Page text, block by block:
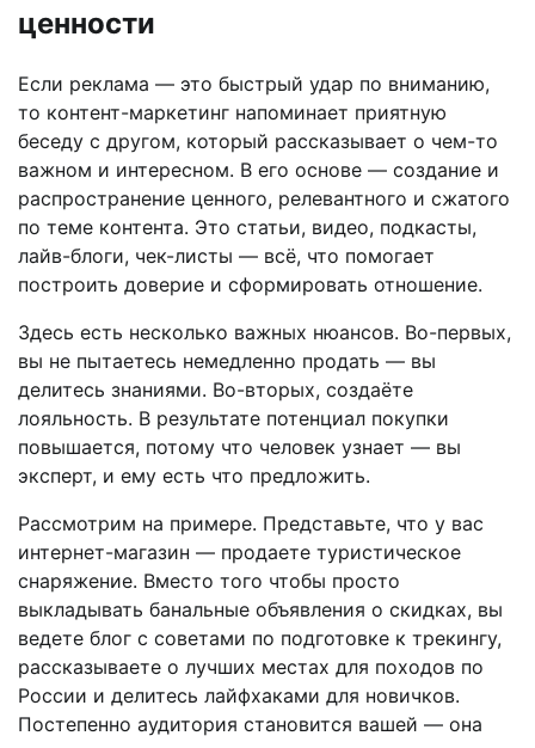
ценности
Если реклама — это быстрый удар по вниманию,
то контент-маркетинг напоминает приятную
беседу с другом, который рассказывает о чем-то
важном и интересном. В его основе — создание и
распространение ценного, релевантного и сжатого
по теме контента. Это статьи, видео, подкасты,
лайв-блоги, чек-листы — всё, что помогает
построить доверие и сформировать отношение.
Здесь есть несколько важных нюансов. Во-первых,
вы не пытаетесь немедленно продать — вы
делитесь знаниями. Во-вторых, создаёте
лояльность. В результате потенциал покупки
повышается, потому что человек узнает — вы
эксперт, и ему есть что предложить.
Рассмотрим на примере. Представьте, что у вас
интернет-магазин — продаете туристическое
снаряжение. Вместо того чтобы просто
выкладывать банальные объявления о скидках, вы
ведете блог с советами по подготовке к трекингу,
рассказываете о лучших местах для походов по
России и делитесь лайфхаками для новичков.
Постепенно аудитория становится вашей — она